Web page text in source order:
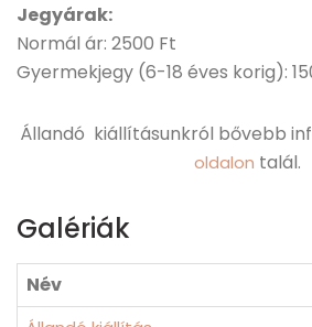
Jegyárak:
Normál ár: 2500 Ft
Gyermekjegy (6-18 éves korig):
Állandó kiállításunkról bővebb
oldalon talál.
Galériák
Név